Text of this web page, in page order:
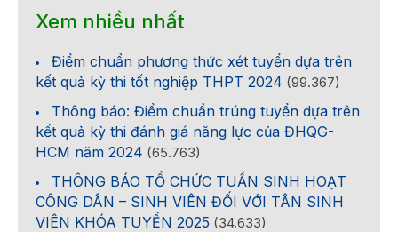
Xem nhiều nhất
Điểm chuẩn phương thức xét tuyển dựa trên
kết quả kỳ thi tốt nghiệp THPT 2024 (99.367)
Thông báo: Điểm chuẩn trúng tuyển dựa trên
kết quả kỳ thi đánh giá năng lực của ĐHQG-
HCM năm 2024 (65.763)
THÔNG BÁO TỔ CHỨC TUẦN SINH HOẠT
CÔNG DÂN – SINH VIÊN ĐỐI VỚI TÂN SINH
VIÊN KHÓA TUYỂN 2025 (34.633)